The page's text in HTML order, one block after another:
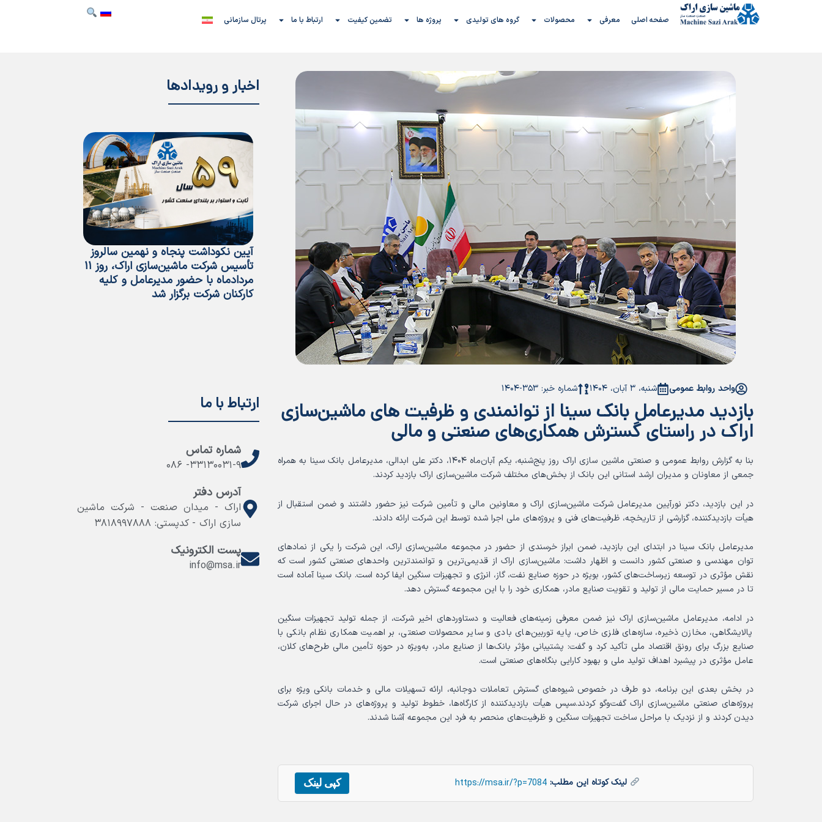
صفحه اصلی معرفی محصولات گروه های تولیدی پروژه ها تضمین کیفیت ارتباط با ما پرتال سازمانی
واحد روابط عمومی شنبه، ۳ آبان، ۱۴۰۴ شماره خبر: ۳۵۳-۱۴۰۴
بازدید مدیرعامل بانک سینا از توانمندی و ظرفیت های ماشین‌سازی
اراک در راستای گسترش همکاری‌های صنعتی و مالی
بنا به گزارش روابط عمومی و صنعتی ماشین سازی اراک روز پنج‌شنبه، یکم آبان‌ماه ۱۴۰۴، دکتر علی ابدالی، مدیرعامل بانک سینا به همراه
جمعی از معاونان و مدیران ارشد استانی این بانک از بخش‌های مختلف شرکت ماشین‌سازی اراک بازدید کردند.
در این بازدید، دکتر نورآیین مدیرعامل شرکت ماشین‌سازی اراک و معاونین مالی و تأمین شرکت نیز حضور داشتند و ضمن استقبال از
هیأت بازدیدکننده، گزارشی از تاریخچه، ظرفیت‌های فنی و پروژه‌های ملی اجرا شده توسط این شرکت ارائه دادند.
مدیرعامل بانک سینا در ابتدای این بازدید، ضمن ابراز خرسندی از حضور در مجموعه ماشین‌سازی اراک، این شرکت را یکی از نمادهای
توان مهندسی و صنعتی کشور دانست و اظهار داشت: ماشین‌سازی اراک از قدیمی‌ترین و توانمندترین واحدهای صنعتی کشور است که
نقش مؤثری در توسعه زیرساخت‌های کشور، بویژه در حوزه صنایع نفت، گاز، انرژی و تجهیزات سنگین ایفا کرده است. بانک سینا آماده است
تا در مسیر حمایت مالی از تولید و تقویت صنایع مادر، همکاری خود را با این مجموعه گسترش دهد.
در ادامه، مدیرعامل ماشین‌سازی اراک نیز ضمن معرفی زمینه‌های فعالیت و دستاوردهای اخیر شرکت، از جمله تولید تجهیزات سنگین
پالایشگاهی، مخازن ذخیره، سازه‌های فلزی خاص، پایه توربین‌های بادی و سایر محصولات صنعتی، بر اهمیت همکاری نظام بانکی با
صنایع بزرگ برای رونق اقتصاد ملی تأکید کرد و گفت: پشتیبانی مؤثر بانک‌ها از صنایع مادر، به‌ویژه در حوزه تأمین مالی طرح‌های کلان،
عامل مؤثری در پیشبرد اهداف تولید ملی و بهبود کارایی بنگاه‌های صنعتی است.
در بخش بعدی این برنامه، دو طرف در خصوص شیوه‌های گسترش تعاملات دوجانبه، ارائه تسهیلات مالی و خدمات بانکی ویژه برای
پروژه‌های صنعتی ماشین‌سازی اراک گفت‌وگو کردند.سپس هیأت بازدیدکننده از کارگاه‌ها، خطوط تولید و پروژه‌های در حال اجرای شرکت
دیدن کردند و از نزدیک با مراحل ساخت تجهیزات سنگین و ظرفیت‌های منحصر به فرد این مجموعه آشنا شدند.
لینک کوتاه این مطلب: https://msa.ir/?p=7084 کپی لینک
اخبار و رویدادها
آیین نکوداشت پنجاه و نهمین سالروز
تأسیس شرکت ماشین‌سازی اراک، روز ۱۱
مردادماه با حضور مدیرعامل و کلیه
کارکنان شرکت برگزار شد
ارتباط با ما
شماره تماس
۳۳۱۳۰۰۳۱-۹- ۰۸۶
آدرس دفتر
اراک - میدان صنعت - شرکت ماشین
سازی اراک - کدپستی: ۳۸۱۸۹۹۷۸۸۸
پست الکترونیک
info@msa.ir